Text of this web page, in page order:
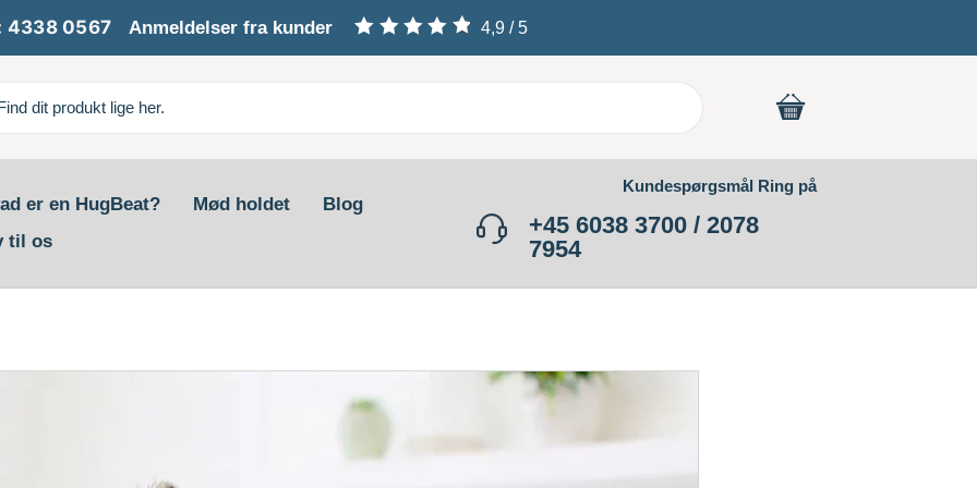
4338 0567 Anmeldelser fra kunder 4,9 /5
er en HugBeat? Mød holdet
Blog
til os
Kundespørgsmål Ring på
+45 6038 3700 / 2078
7954